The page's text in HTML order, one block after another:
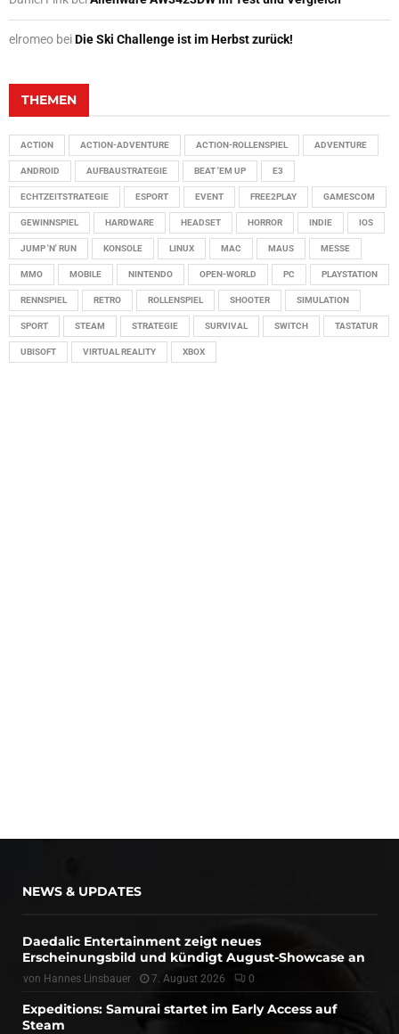
elromeo beiDie Ski Challenge ist im Herbst zurück!
THEMEN
ACTION ACTION-ADVENTURE ACTION-ROLLENSPIEL ADVENTURE
ANDROID AUFBAUSTRATEGIE BEAT 'EM UP E3
ECHTZEITSTRATEGIE ESPORT EVENT FREE2PLAY GAMESCOM
GEWINNSPIEL HARDWARE HEADSET HORROR INDIE IOS
JUMP 'N' RUN KONSOLE LINUX MAC MAUS MESSE
MMO MOBILE NINTENDO OPEN-WORLD PC PLAYSTATION
RENNSPIEL RETRO ROLLENSPIEL SHOOTER SIMULATION
SPORT STEAM STRATEGIE SURVIVAL SWITCH TASTATUR
UBISOFT VIRTUAL REALITY XBOX
NEWS & UPDATES
Daedalic Entertainment zeigt neues
Erscheinungsbild und kündigt August-Showcase an
von Hannes Linsbauer 7. August 2026 0
Expeditions: Samurai startet im Early Access auf
Steam